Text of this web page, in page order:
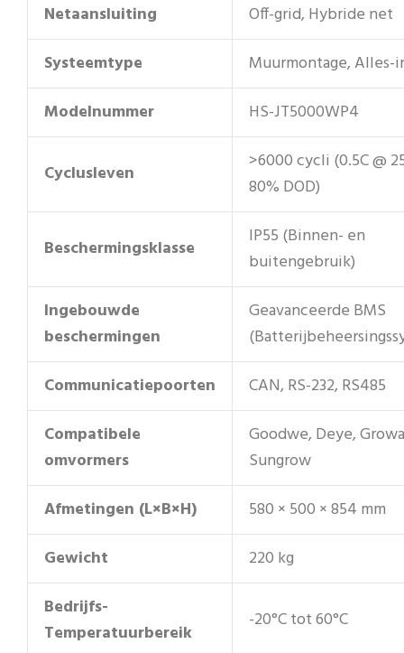
Netaansluiting
Off-grid, Hybride net
Systeemtype
Muurmontage, Alles-
Modelnummer
HS-JT5000WP4
Cyclusleven
>6000 cycli (0.5C @
80% DOD)
Beschermingsklasse
IP55 (Binnen- en
buitengebruik)
Ingebouwde
beschermingen
Geavanceerde BMS
Communicatiepoorten
CAN, RS-232, RS485
Compatibele
omvormers
Goodwe, Deye,
Sungrow
Afmetingen (L×B×H)
580 × 500 × 854 mm
Gewicht
220 kg
Bedrijfs-
Temperatuurbereik
-20°C tot 60°C